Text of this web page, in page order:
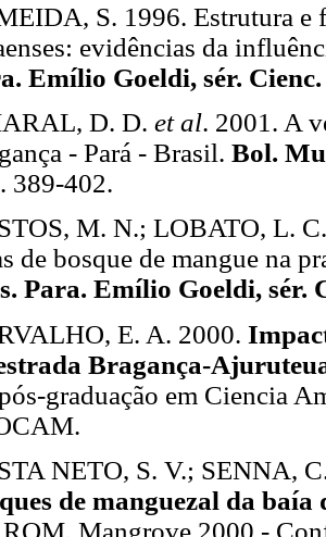
S. 1996. Estrutura e
evidências da
Emílio Goeldi, sér.
D. D. et al. 2001. A
- Pará - Brasil. Bol.
389-402.
M. N.; LOBATO, L.
de bosque de mangue na
Para. Emílio Goeldi, sér.
E. A. 2000.
Bragança-
graduação em Ciencia
NETO, S. V.; SENNA,
de manguezal da
Mangrove 2000 -